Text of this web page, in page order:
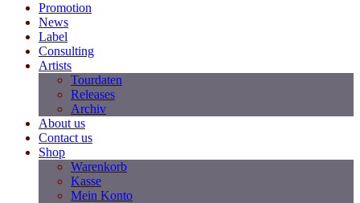
Promotion
News
Label
Consulting
Artists
Tourdaten
Releases
Archiv
About us
Contact us
Shop
Warenkorb
Kasse
Mein Konto